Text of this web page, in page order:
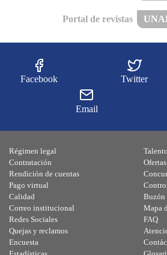
Portal de revistas
Facebook Twitter
Email
Régimen legal
Contratación
Rendición de cuentas
Pago virtual
Calidad
Buzón
Correo institucional
Redes Sociales
Quejas y reclamos
Encuesta
Mapa
FAQ